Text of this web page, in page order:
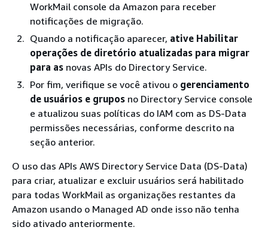
WorkMail console da Amazon para receber
notificações de migração.
Quando a notificação aparecer, ative Habilitar
operações de diretório atualizadas para migrar
para as novas APIs do Directory Service.
Por fim, verifique se você ativou o gerenciamento
de usuários e grupos no Directory Service console
e atualizou suas políticas do IAM com as DS-Data
permissões necessárias, conforme descrito na
seção anterior.
O uso das APIs AWS Directory Service Data (DS-Data)
para criar, atualizar e excluir usuários será habilitado
para todas WorkMail as organizações restantes da
Amazon usando o Managed AD onde isso não tenha
sido ativado anteriormente.